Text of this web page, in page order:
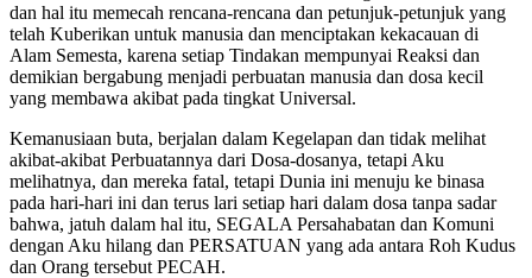
dan hal itu memecah rencana-rencana dan petunjuk-petunjuk yang
telah Kuberikan untuk manusia dan menciptakan kekacauan di
Alam Semesta, karena setiap Tindakan mempunyai Reaksi dan
demikian bergabung menjadi perbuatan manusia dan dosa kecil
yang membawa akibat pada tingkat Universal.
Kemanusiaan buta, berjalan dalam Kegelapan dan tidak melihat
akibat-akibat Perbuatannya dari Dosa-dosanya, tetapi Aku
melihatnya, dan mereka fatal, tetapi Dunia ini menuju ke binasa
pada hari-hari ini dan terus lari setiap hari dalam dosa tanpa sadar
bahwa, jatuh dalam hal itu, SEGALA Persahabatan dan Komuni
dengan Aku hilang dan PERSATUAN yang ada antara Roh Kudus
dan Orang tersebut PECAH.